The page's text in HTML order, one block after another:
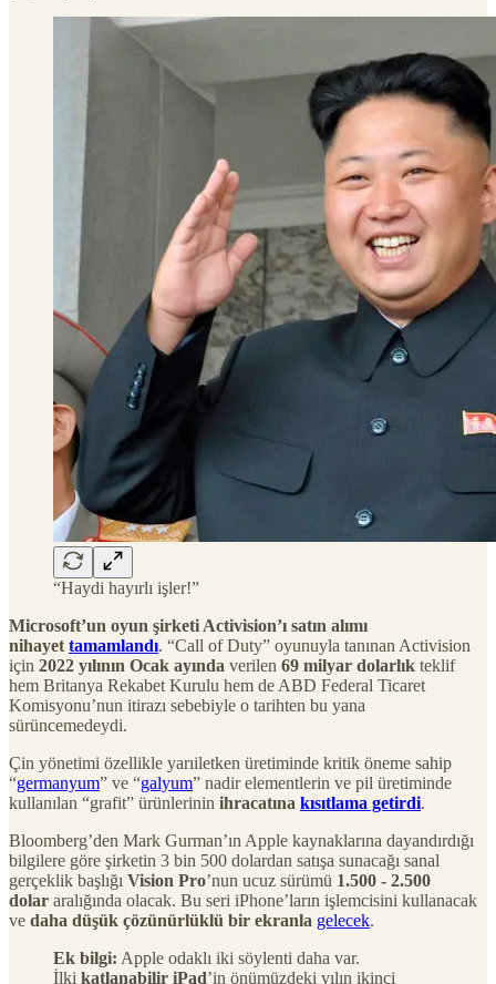
“Haydi hayırlı işler!”
Microsoft’un oyun şirketi Activision’ı satın alımı
nihayet tamamlandı. “Call of Duty” oyunuyla tanınan Activision
için 2022 yılının Ocak ayında verilen 69 milyar dolarlık teklif
hem Britanya Rekabet Kurulu hem de ABD Federal Ticaret
Komisyonu’nun itirazı sebebiyle o tarihten bu yana
sürüncemedeydi.
Çin yönetimi özellikle yarıiletken üretiminde kritik öneme sahip
“germanyum” ve “galyum” nadir elementlerin ve pil üretiminde
kullanılan “grafit” ürünlerinin ihracatına kısıtlama getirdi.
Bloomberg’den Mark Gurman’ın Apple kaynaklarına dayandırdığı
bilgilere göre şirketin 3 bin 500 dolardan satışa sunacağı sanal
gerçeklik başlığı Vision Pro’nun ucuz sürümü 1.500 - 2.500
dolar aralığında olacak. Bu seri iPhone’ların işlemcisini kullanacak
ve daha düşük çözünürlüklü bir ekranla gelecek.
Ek bilgi: Apple odaklı iki söylenti daha var.
İlki katlanabilir iPad’in önümüzdeki yılın ikinci